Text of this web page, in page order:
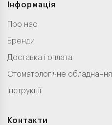
Інформація
Про нас
Бренди
Доставка і оплата
Стоматологічне обладнання
Інструкції
Контакти